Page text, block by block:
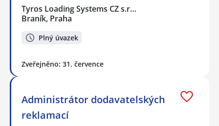
Tyros Loading Systems CZ s.r…
Braník, Praha
Plný úvazek
Zveřejněno: 31. července
Administrátor dodavatelských
reklamací